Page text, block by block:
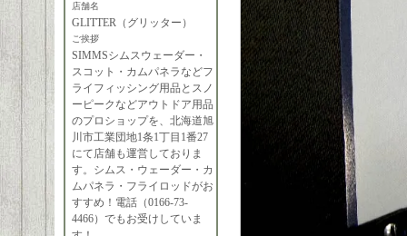
店舗名
GLITTER（グリッター）
ご挨拶
SIMMSシムスウェーダー・
スコット・カムパネラなどフ
ライフィッシング用品とスノ
ーピークなどアウトドア用品
のプロショップを、北海道旭
川市工業団地1条1丁目1番27
にて店舗も運営しておりま
す。シムス・ウェーダー・カ
ムパネラ・フライロッドがお
すすめ！電話（0166-73-
4466）でもお受けしていま